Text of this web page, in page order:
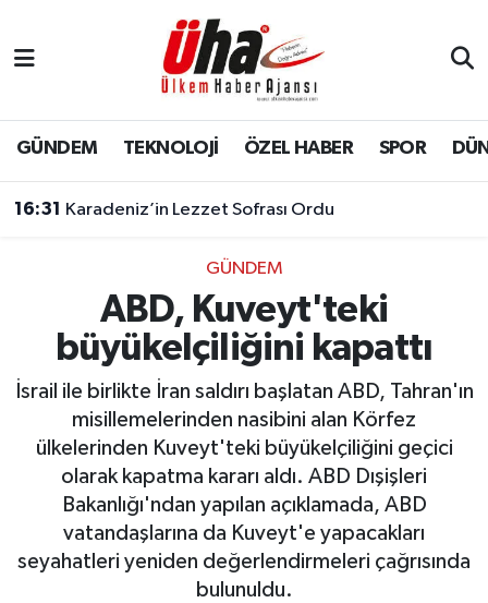
GÜNDEM TEKNOLOJİ ÖZEL HABER SPOR
16:31 Karadeniz’in Lezzet Sofrası Ordu
GÜNDEM
ABD, Kuveyt'teki
büyükelçiliğini kapattı
İsrail ile birlikte İran saldırı başlatan ABD, Tahran'ın
misillemelerinden nasibini alan Körfez
ülkelerinden Kuveyt'teki büyükelçiliğini geçici
olarak kapatma kararı aldı. ABD Dışişleri
Bakanlığı'ndan yapılan açıklamada, ABD
vatandaşlarına da Kuveyt'e yapacakları
seyahatleri yeniden değerlendirmeleri çağrısında
bulunuldu.
İstanbul Nöbetçi Eczaneler
İstanbul Hava Durumu
Süper Lig Puan Durumu ve Fikstür
Tüm Manşetler
Son Dakika Haberleri
Haber Arşivi